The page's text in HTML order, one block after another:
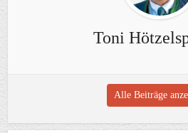
Toni
Alle Beiträge